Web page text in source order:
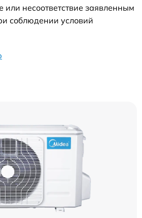
или несоответствие заявленным
соблюдении условий